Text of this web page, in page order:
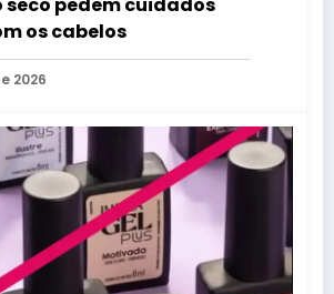
os cabelos
2026